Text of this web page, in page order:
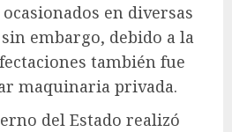
en diversas
embargo, debido a la
también fue
maquinaria privada.
del Estado realizó